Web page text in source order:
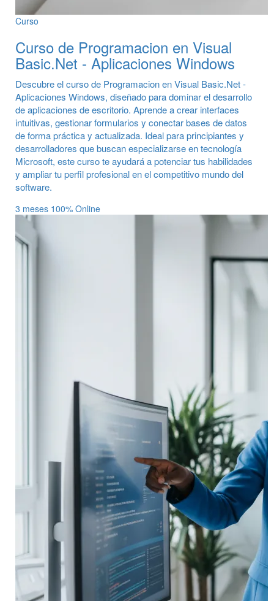
Curso
Curso de Programacion en Visual
Basic.Net - Aplicaciones Windows
Descubre el curso de Programacion en Visual Basic.Net -
Aplicaciones Windows, diseñado para dominar el desarrollo
de aplicaciones de escritorio. Aprende a crear interfaces
intuitivas, gestionar formularios y conectar bases de datos
de forma práctica y actualizada. Ideal para principiantes y
desarrolladores que buscan especializarse en tecnología
Microsoft, este curso te ayudará a potenciar tus habilidades
y ampliar tu perfil profesional en el competitivo mundo del
software.
3 meses 100% Online